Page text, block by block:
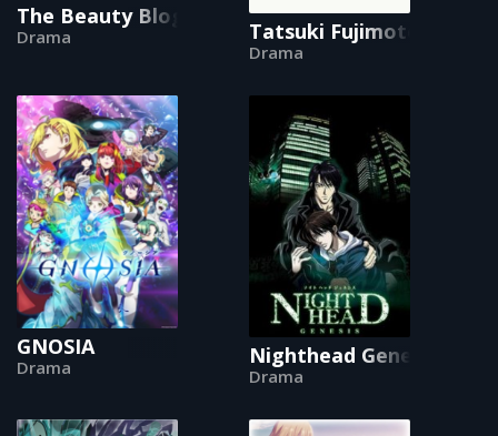
The Beauty Blogger
Drama Tatsuki Fujimoto 17-26
Drama
GNOSIA
Drama Nighthead Genesis
Drama